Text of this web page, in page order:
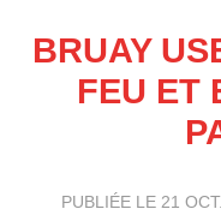
BRUAY
FEU ET
PUBLIÉE LE 21